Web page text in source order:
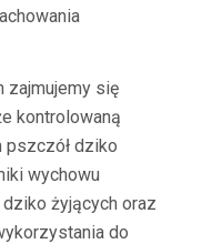
zajmujemy się
kontrolowaną
pszczół dziko
wychowu
żyjących oraz
do